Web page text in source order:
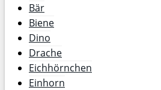
Bär
Biene
Dino
Drache
Eichhörnchen
Einhorn